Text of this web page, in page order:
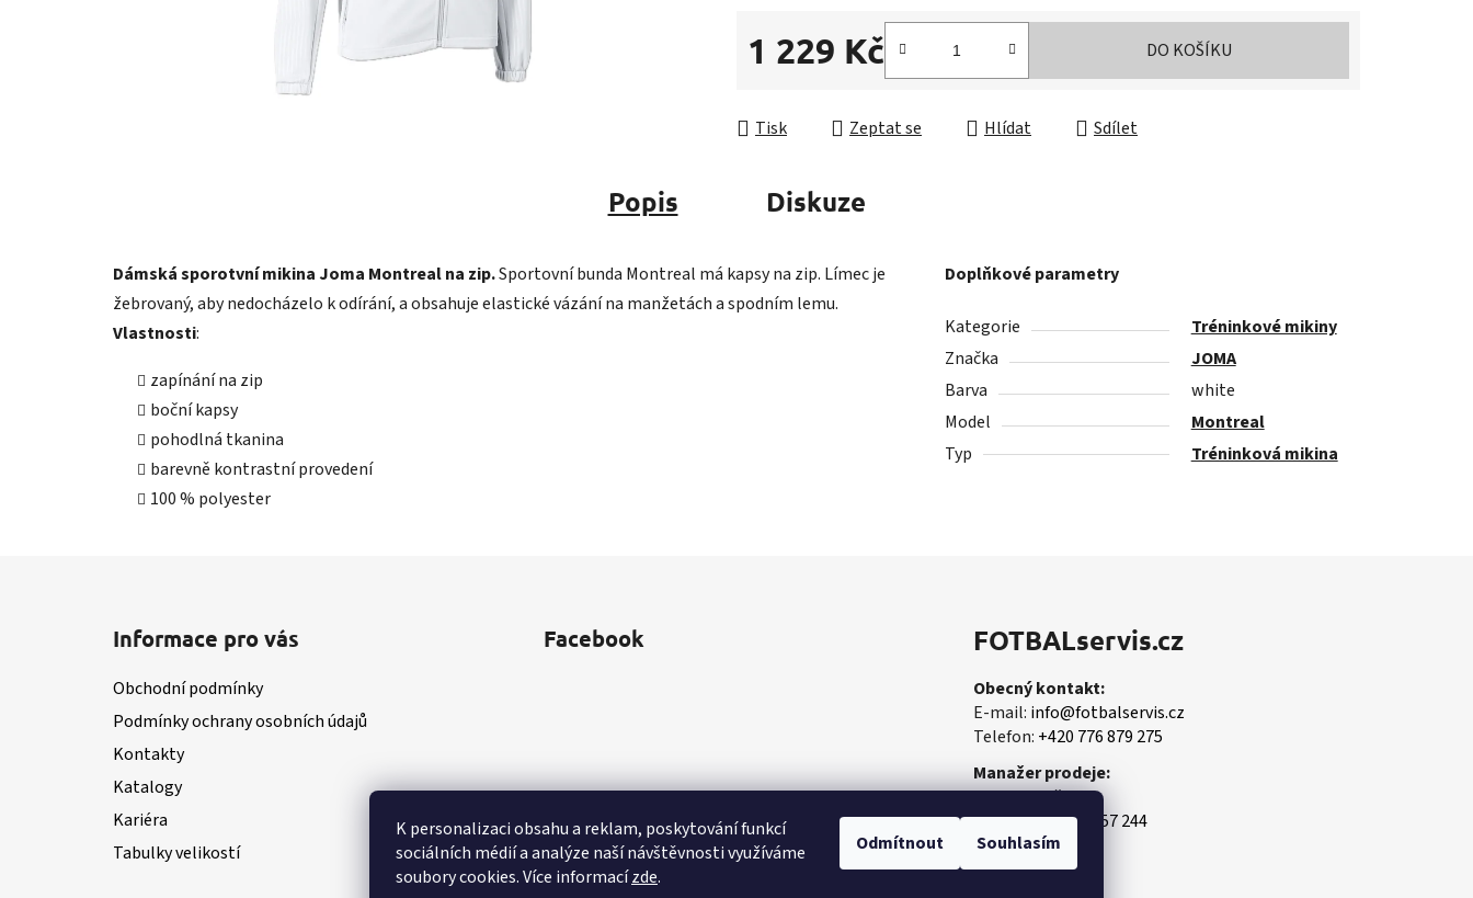
K personalizaci obsahu a reklam, poskytování funkcí
sociálních médií a analýze naší návštěvnosti využíváme
soubory cookies. Více informacízde.
Odmítnout Souhlasím
1 229 Kč DO KOŠÍKU
Tisk Zeptat se Hlídat Sdílet
Popis Diskuze
Dámská sporotvní mikina Joma Montreal na zip.Sportovní bunda Montreal má kapsy na zip. Límec je
žebrovaný, aby nedocházelo k odírání, a obsahuje elastické vázání na manžetách a spodním lemu.
Vlastnosti:
zapínání na zip
boční kapsy
pohodlná tkanina
barevně kontrastní provedení
100 % polyester
Doplňkové parametry
Kategorie
Tréninkové mikiny
Značka
JOMA
Barva
white
Model
Montreal
Typ
Tréninková mikina
Informace pro vás
Obchodní podmínky
Podmínky ochrany osobních údajů
Kontakty
Katalogy
Kariéra
Tabulky velikostí
Facebook FOTBALservis.cz
Obecný kontakt:
E-mail: info@fotbalservis.cz
Telefon: +420 776 879 275
Manažer prodeje:
Martin Vališ
Mobil:+420 606 657 244